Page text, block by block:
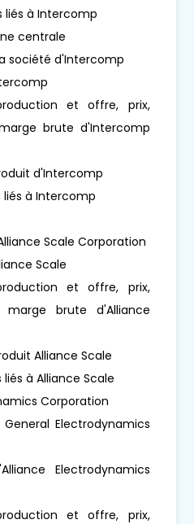
liés à Intercomp
centrale
société d'Intercomp
et offre, prix,
brute d'Intercomp
d'Intercomp
liés à Intercomp
Scale Corporation
Scale
et offre, prix,
brute d'Alliance
Alliance Scale
à Alliance Scale
Corporation
Electrodynamics
Electrodynamics
et offre, prix,